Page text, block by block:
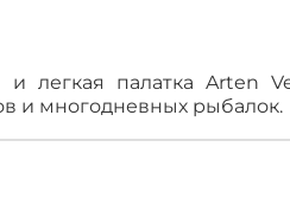
и легкая палатка Arten
и многодневных рыбалок.